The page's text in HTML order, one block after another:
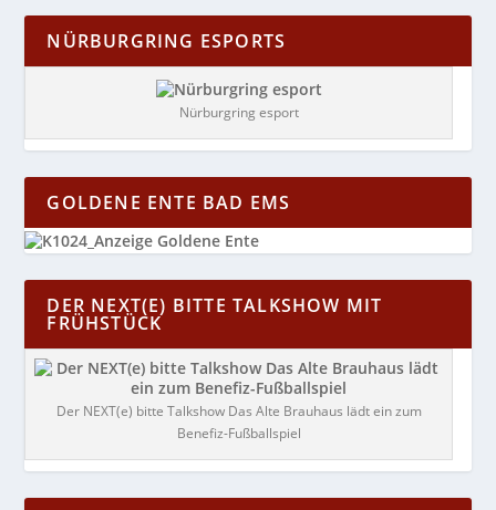
NÜRBURGRING ESPORTS
Nürburgring esport
GOLDENE ENTE BAD EMS
DER NEXT(E) BITTE TALKSHOW MIT
FRÜHSTÜCK
Der NEXT(e) bitte Talkshow Das Alte Brauhaus lädt ein zum
Benefiz-Fußballspiel